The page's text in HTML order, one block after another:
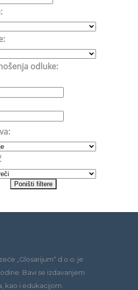
odluke:
„Glosarijum“ d.o.o. je
Bavi se izdavanjem
kao i edukacijom.